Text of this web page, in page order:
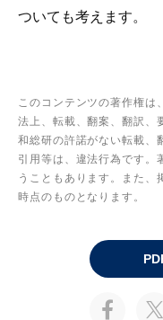
ついても考えます。
このコンテンツの著作権は
法上、転載、翻案、翻訳、
和総研の許諾がない転載、
引用等は、違法行為です。
うこともあります。また、
時点のものとなります。